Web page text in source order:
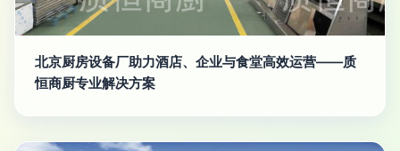
北京厨房设备厂助力酒店、企业与食堂高效运营——质
恒商厨专业解决方案